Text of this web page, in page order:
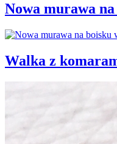
Nowa murawa
Walka z